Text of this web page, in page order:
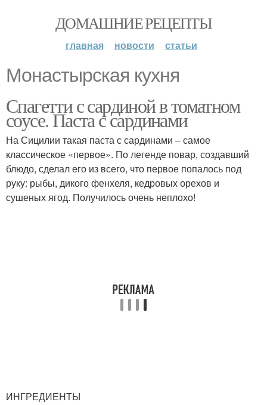
ДОМАШНИЕ РЕЦЕПТЫ
главная новости статьи
Монастырская кухня
Спагетти с сардиной в томатном
соусе. Паста с сардинами
На Сицилии такая паста с сардинами – самое
классическое «первое». По легенде повар, создавший
блюдо, сделал его из всего, что первое попалось под
руку: рыбы, дикого фенхеля, кедровых орехов и
сушеных ягод. Получилось очень неплохо!
ИНГРЕДИЕНТЫ